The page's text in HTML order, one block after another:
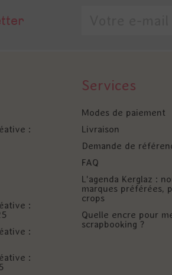
:
:
:
:
Services
Modes de paiement
Livraison
Demande de
FAQ
L'agenda Kerglaz :
marques préférées,
crops
Quelle encre pour
scrapbooking ?